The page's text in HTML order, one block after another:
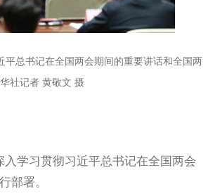
总书记在全国两会期间的重要讲话和全国两
社记者 黄敬文 摄
学习贯彻习近平总书记在全国两会
部署。